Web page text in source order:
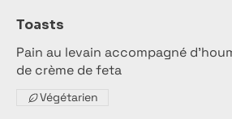
Toasts
Pain au levain accompagné
de crème de feta
Végétarien